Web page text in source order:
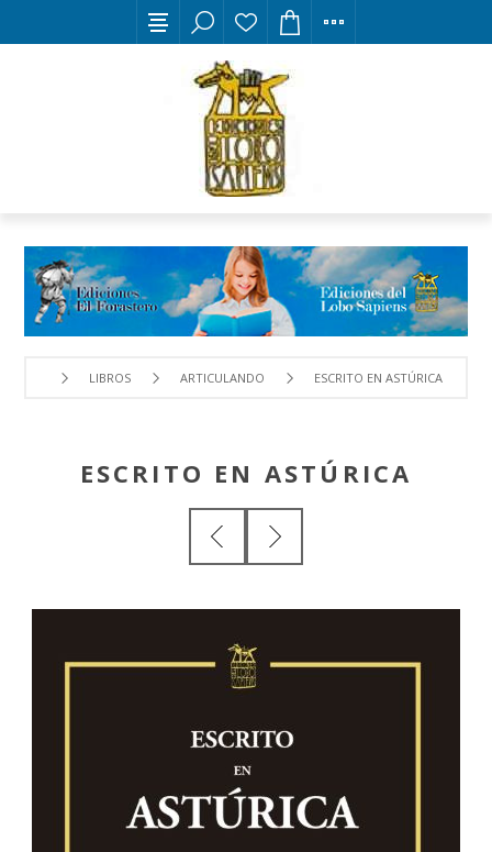
LIBROS ARTICULANDO ESCRITO EN ASTÚRICA
ESCRITO EN ASTÚRICA